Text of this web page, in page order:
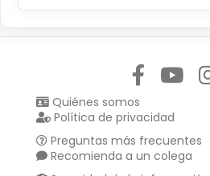
Quiénes somos
Política de privacidad
Preguntas más frecuentes
Recomienda a un colega